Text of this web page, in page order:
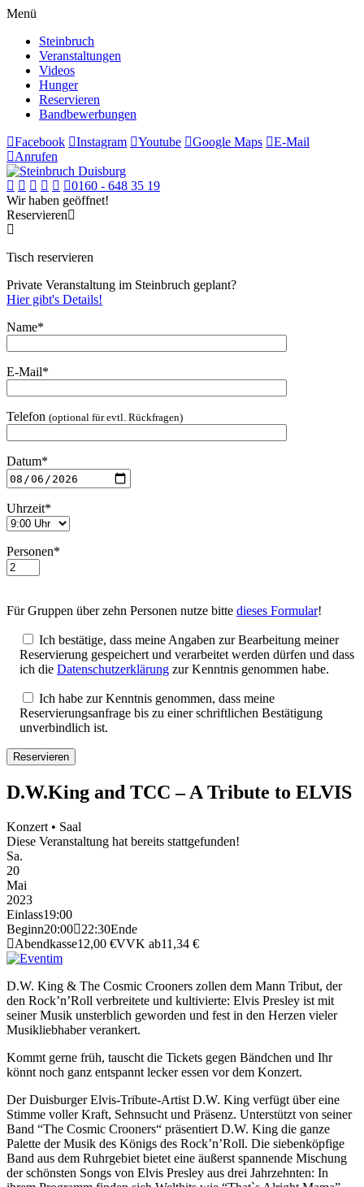
Menü
Steinbruch
Veranstaltungen
Videos
Hunger
Reservieren
Bandbewerbungen
Facebook
Instagram Youtube Google Maps
E-Mail
Anrufen
0160 - 648 35 19
Wir haben geöffnet!
Reservieren
Tisch reservieren
Private Veranstaltung im Steinbruch geplant?
Hier gibt's Details!
Name*
E-Mail*
Telefon (optional für evtl. Rückfragen)
Datum*
Uhrzeit*
Personen*
Für Gruppen über zehn Personen nutze bitte dieses Formular!
Ich bestätige, dass meine Angaben zur Bearbeitung meiner
Reservierung gespeichert und verarbeitet werden dürfen und dass
ich die Datenschutzerklärung zur Kenntnis genommen habe.
Ich habe zur Kenntnis genommen, dass meine
Reservierungsanfrage bis zu einer schriftlichen Bestätigung
unverbindlich ist.
D.W.King and TCC – A Tribute to ELVIS
Konzert • Saal
Diese Veranstaltung hat bereits stattgefunden!
Sa.
20
Mai
2023
Einlass19:00
Beginn20:00 22:30Ende
Abendkasse12,00 €VVK ab11,34 €
D.W. King & The Cosmic Crooners zollen dem Mann Tribut, der
den Rock’n’Roll verbreitete und kultivierte: Elvis Presley ist mit
seiner Musik unsterblich geworden und fest in den Herzen vieler
Musikliebhaber verankert.
Kommt gerne früh, tauscht die Tickets gegen Bändchen und Ihr
könnt noch ganz entspannt lecker essen vor dem Konzert.
Der Duisburger Elvis-Tribute-Artist D.W. King verfügt über eine
Stimme voller Kraft, Sehnsucht und Präsenz. Unterstützt von seiner
Band “The Cosmic Crooners“ präsentiert D.W. King die ganze
Palette der Musik des Königs des Rock’n’Roll. Die siebenköpfige
Band aus dem Ruhrgebiet bietet eine äußerst spannende Mischung
der schönsten Songs von Elvis Presley aus drei Jahrzehnten: In